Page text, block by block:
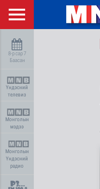
8-р сар 7
Баасан
Үндэсний
телевиз
Монголын
мэдээ
Монголын
Үндэсний
радио